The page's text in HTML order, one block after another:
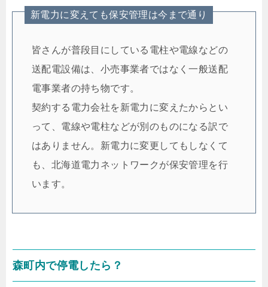
新電力に変えても保安管理は今まで通り
皆さんが普段目にしている電柱や電線などの
送配電設備は、小売事業者ではなく一般送配
電事業者の持ち物です。
契約する電力会社を新電力に変えたからとい
って、電線や電柱などが別のものになる訳で
はありません。新電力に変更してもしなくて
も、北海道電力ネットワークが保安管理を行
います。
森町内で停電したら？